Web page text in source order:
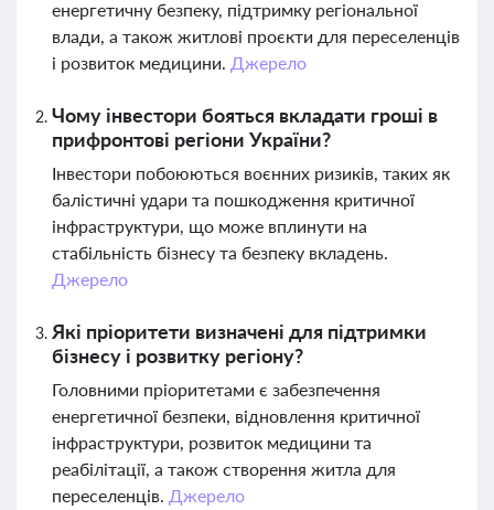
енергетичну безпеку, підтримку регіональної
влади, а також житлові проєкти для переселенців
і розвиток медицини. Джерело
Чому інвестори бояться вкладати гроші в
прифронтові регіони України?
Інвестори побоюються воєнних ризиків, таких як
балістичні удари та пошкодження критичної
інфраструктури, що може вплинути на
стабільність бізнесу та безпеку вкладень.
Джерело
Які пріоритети визначені для підтримки
бізнесу і розвитку регіону?
Головними пріоритетами є забезпечення
енергетичної безпеки, відновлення критичної
інфраструктури, розвиток медицини та
реабілітації, а також створення житла для
переселенців. Джерело